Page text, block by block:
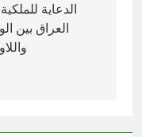
المقالات
الدعاية
العراق بين